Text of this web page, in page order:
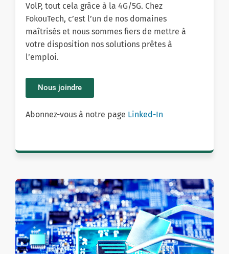
VolP, tout cela grâce à la 4G/5G. Chez
FokouTech, c’est l’un de nos domaines
maîtrisés et nous sommes fiers de mettre à
votre disposition nos solutions prêtes à
l’emploi.
Nous joindre
Abonnez-vous à notre page Linked-In